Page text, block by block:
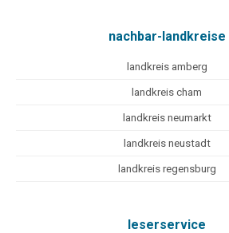
nachbar-landkreise
landkreis amberg
landkreis cham
landkreis neumarkt
landkreis neustadt
landkreis regensburg
leserservice